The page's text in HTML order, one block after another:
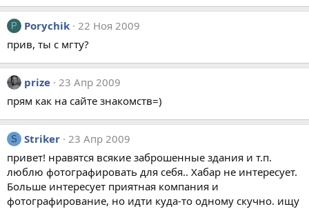
P Porychik 22 Ноя 2009
прив, ты с мгту?
prize 23 Апр 2009
прям как на сайте знакомств=)
S Striker 23 Апр 2009
привет! нравятся всякие заброшенные здания и т.п.
люблю фотографировать для себя.. Хабар не интересует.
Больше интересует приятная компания и
фотографирование, но идти куда-то одному скучно. ищу